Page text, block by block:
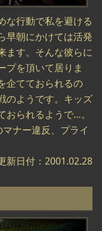
な行動で私を避ける
早朝にかけては活発
ます。そんな彼らに
プを頂いて居りま
企てておられるの
のようです。キッズ
られるようで…。
ナー違反、プライ
新日付：2001.02.28